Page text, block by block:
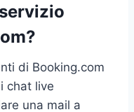
di Booking.com
chat live
una mail a